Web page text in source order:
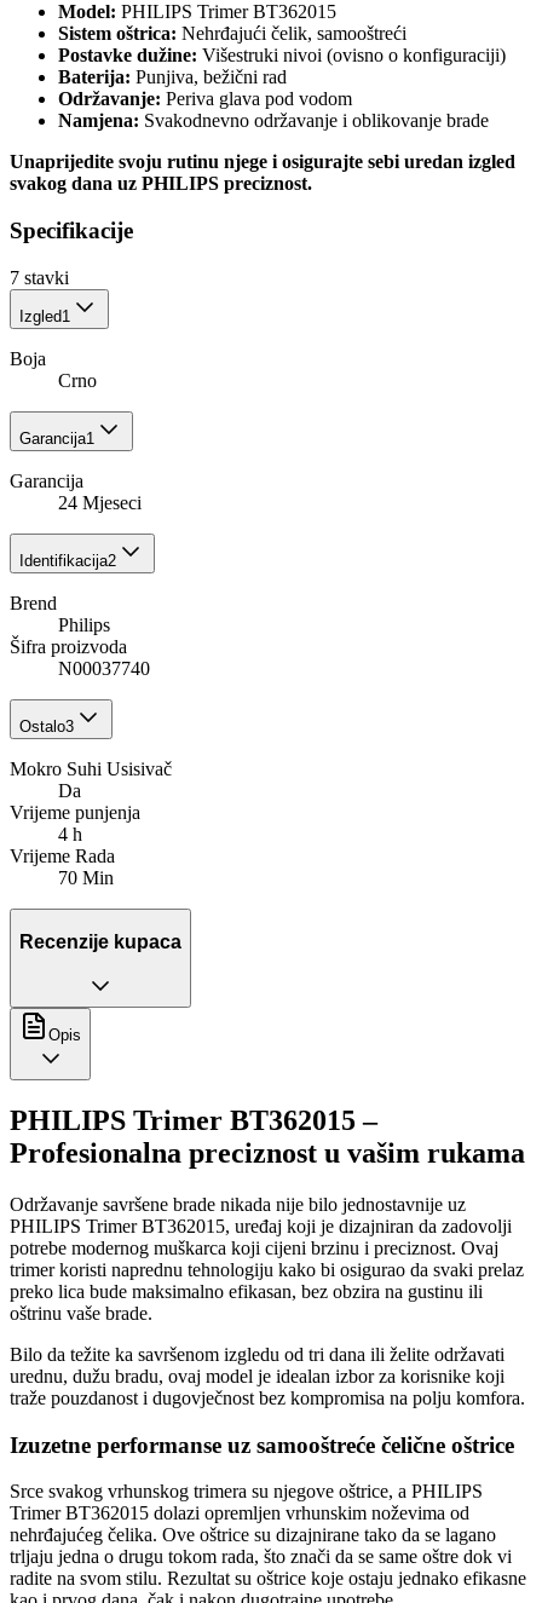
Model: PHILIPS Trimer BT362015
Sistem oštrica: Nehrđajući čelik, samooštreći
Postavke dužine: Višestruki nivoi (ovisno o konfiguraciji)
Baterija: Punjiva, bežični rad
Održavanje: Periva glava pod vodom
Namjena: Svakodnevno održavanje i oblikovanje brade
Unaprijedite svoju rutinu njege i osigurajte sebi uredan izgled
svakog dana uz PHILIPS preciznost.
Specifikacije
7 stavki
Izgled1
Boja
Crno
Garancija1
Garancija
24 Mjeseci
Identifikacija2
Brend
Philips
Šifra proizvoda
N00037740
Ostalo3
Mokro Suhi Usisivač
Da
Vrijeme punjenja
4 h
Vrijeme Rada
70 Min
Recenzije kupaca
Opis
PHILIPS Trimer BT362015 –
Profesionalna preciznost u vašim rukama
Održavanje savršene brade nikada nije bilo jednostavnije uz
PHILIPS Trimer BT362015, uređaj koji je dizajniran da zadovolji
potrebe modernog muškarca koji cijeni brzinu i preciznost. Ovaj
trimer koristi naprednu tehnologiju kako bi osigurao da svaki prelaz
preko lica bude maksimalno efikasan, bez obzira na gustinu ili
oštrinu vaše brade.
Bilo da težite ka savršenom izgledu od tri dana ili želite održavati
urednu, dužu bradu, ovaj model je idealan izbor za korisnike koji
traže pouzdanost i dugovječnost bez kompromisa na polju komfora.
Izuzetne performanse uz samooštreće čelične oštrice
Srce svakog vrhunskog trimera su njegove oštrice, a PHILIPS
Trimer BT362015 dolazi opremljen vrhunskim noževima od
nehrđajućeg čelika. Ove oštrice su dizajnirane tako da se lagano
trljaju jedna o drugu tokom rada, što znači da se same oštre dok vi
radite na svom stilu. Rezultat su oštrice koje ostaju jednako efikasne